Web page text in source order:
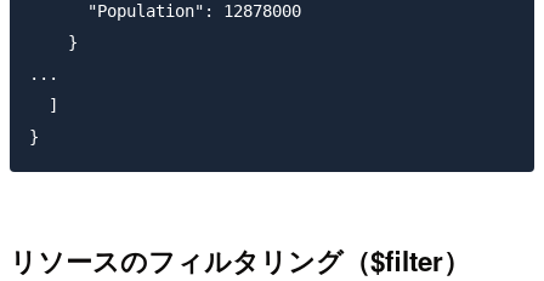
      "Population": 12878000
    }
...
  ]
リソースのフィルタリング（$filter）